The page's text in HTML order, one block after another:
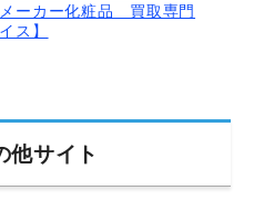
ーカー化粧品 買取専門
ス】
他サイト